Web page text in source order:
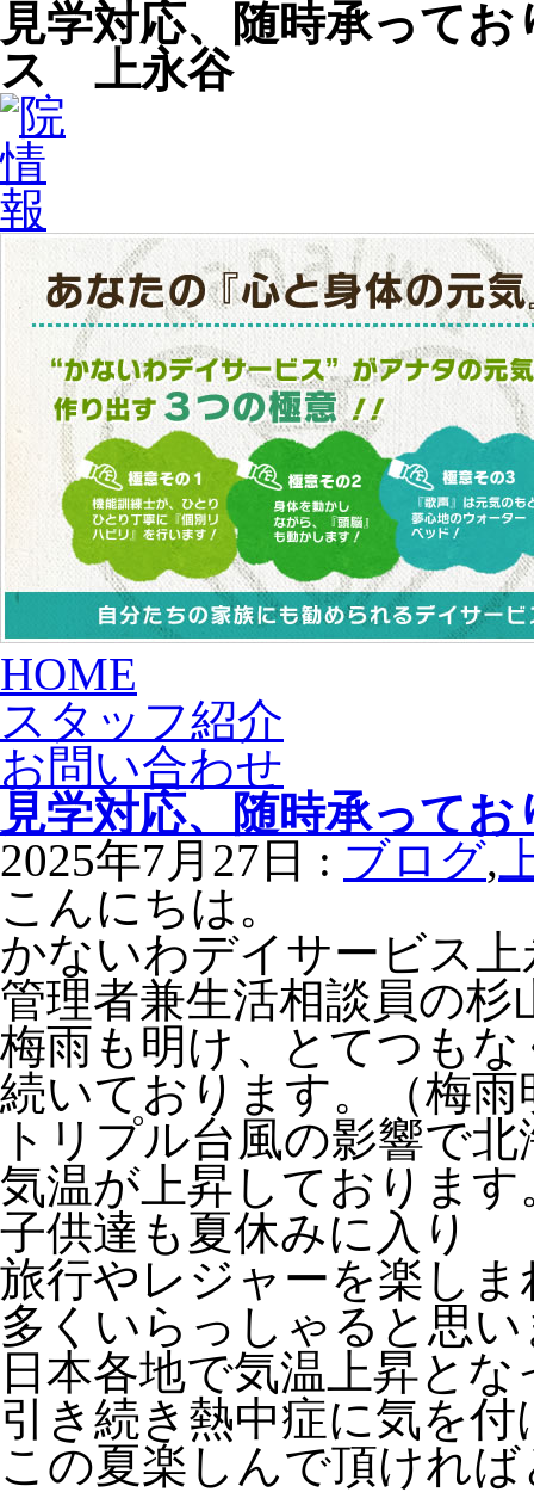
見学対応、随時承って
ス 上永谷
HOME
スタッフ紹介
お問い合わせ
見学対応、随時承ってお
2025年7月27日 : ブログ,
こんにちは。
かないわデイサービス上
管理者兼生活相談員の杉
梅雨も明け、とてつも
続いております。（梅
トリプル台風の影響で
気温が上昇しております
子供達も夏休みに入り
旅行やレジャーを楽しま
多くいらっしゃると思
日本各地で気温上昇と
引き続き熱中症に気を付
この夏楽しんで頂けれ